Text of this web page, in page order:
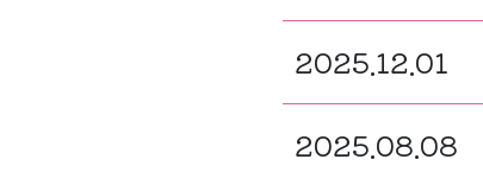
2025.12.01
2025.08.08